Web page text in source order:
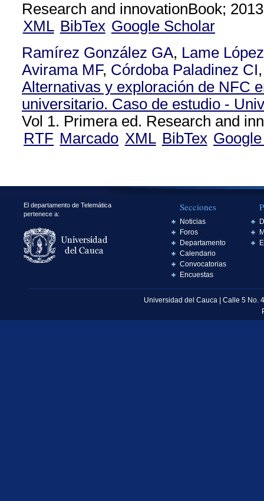
Research and innovationBook;
XML BibTex Google Scholar
Ramírez González GA, Lame
Avirama MF, Córdoba Paladinez CI
Alternativas y exploración de NFC
universitario. Caso de estudio -
Vol 1. Primera ed. Research and
RTF Marcado XML BibTex
El departamento de Telemática
pertenece a:
Secciones
Noticias
Foros
Departamento
Calendario
Convocatorias
Encuestas
Universidad del Cauca | Calle 5 No.